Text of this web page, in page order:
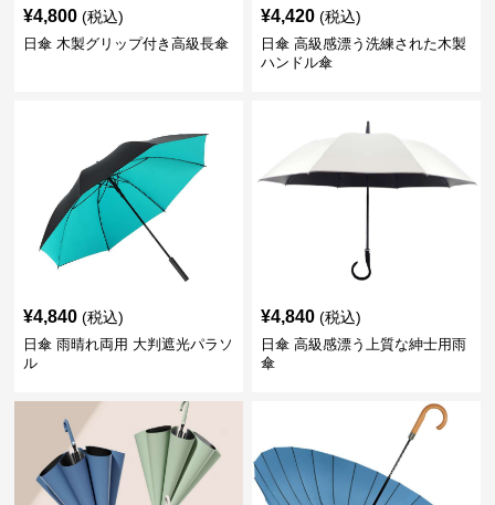
¥4,800 (税込)
日傘 木製グリップ付き高級長傘
¥4,420 (税込)
日傘 高級感漂う洗練された木製
ハンドル傘
¥4,840 (税込)
日傘 雨晴れ両用 大判遮光パラソ
ル
¥4,840 (税込)
日傘 高級感漂う上質な紳士用雨
傘